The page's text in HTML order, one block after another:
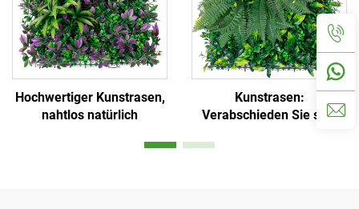
Hochwertiger Kunstrasen,
nahtlos natürlich
Kunstrasen:
Verabschieden Sie sich